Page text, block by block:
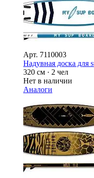
Арт. 7110003
Надувная доска для
320 см · 2 чел
Нет в наличии
Аналоги